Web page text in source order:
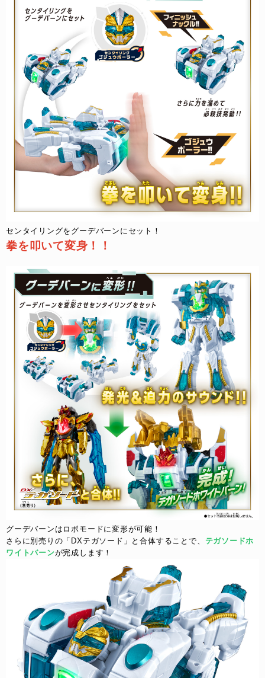
センタイリングをグーデバーンにセット！​
拳を叩いて変身！！​
グーデバーンはロボモードに変形が可能！​
さらに別売りの「DXテガソード」と合体することで、​ テガソードホ
ワイトバーンが完成します！​